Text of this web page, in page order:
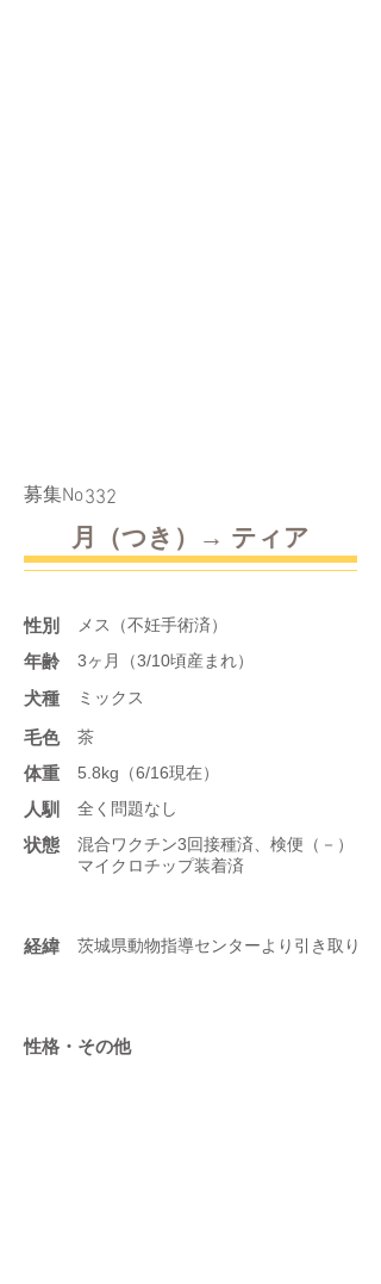
​募集No332
月（つき）→ ティア
性別 メス（不妊手術済）
年齢 3ヶ月（3/10頃産まれ）
​犬種 ミックス
​毛色 茶
体重 5.8kg（6/16現在）
人馴 全く問題なし
状態
混合ワクチン3回接種済、検便（－）
マイクロチップ装着済
​経緯 茨城県動物指導センターより引き取り
性格・その他